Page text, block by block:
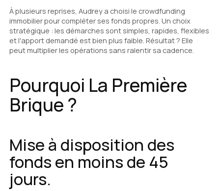
À plusieurs reprises, Audrey a choisi le crowdfunding
immobilier pour compléter ses fonds propres. Un choix
stratégique : les démarches sont simples, rapides, flexibles
et l'apport demandé est bien plus faible. Résultat ? Elle
peut multiplier les opérations sans ralentir sa cadence.
Pourquoi La Première
Brique ?
Mise à disposition des
fonds en moins de 45
jours.